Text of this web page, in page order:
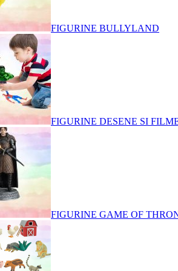
FIGURINE BULLYLAND
FIGURINE DESENE SI
FIGURINE GAME OF